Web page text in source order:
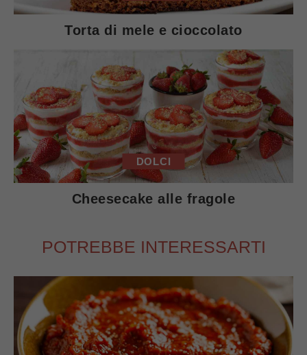
Torta di mele e cioccolato
DOLCI
Cheesecake alle fragole
POTREBBE INTERESSARTI